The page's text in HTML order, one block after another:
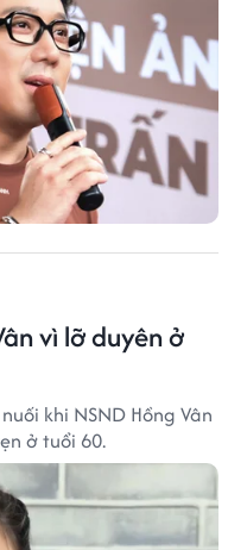
vì lỡ duyên ở
khi NSND Hồng Vân
ở tuổi 60.